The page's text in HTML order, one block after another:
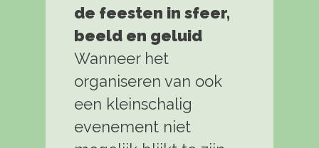
de feesten in sfeer,
beeld en geluid
Wanneer het
organiseren van ook
een kleinschalig
evenement niet